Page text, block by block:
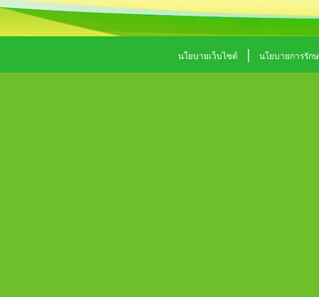
นโยบายเว็บไซต์ | นโยบายการรัก